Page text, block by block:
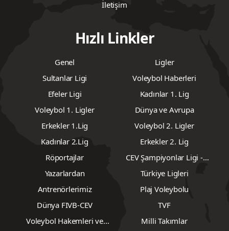
İletişim
Hızlı Linkler
Genel
Ligler
Sultanlar Ligi
Voleybol Haberleri
Efeler Ligi
Kadınlar 1. Lig
Voleybol 1. Ligler
Dünya ve Avrupa
Erkekler 1.Lig
Voleybol 2. Ligler
Kadınlar 2.Lig
Erkekler 2. Lig
Röportajlar
CEV Şampiyonlar Ligi -
Erkekler
Yazarlardan
Türkiye Ligleri
Antrenörlerimiz
Plaj Voleybolu
Dünya FIVB-CEV
TVF
Voleybol Hakemleri ve
Milli Takımlar